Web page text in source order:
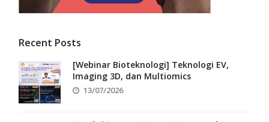
Recent Posts
[Webinar Bioteknologi] Teknologi EV,
Imaging 3D, dan Multiomics
13/07/2026